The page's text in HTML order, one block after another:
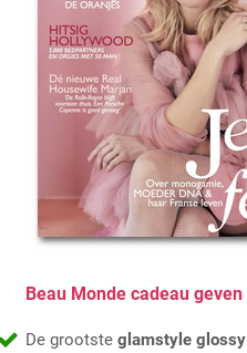
Beau Monde cadeau geven
De grootste glamstyle glossy